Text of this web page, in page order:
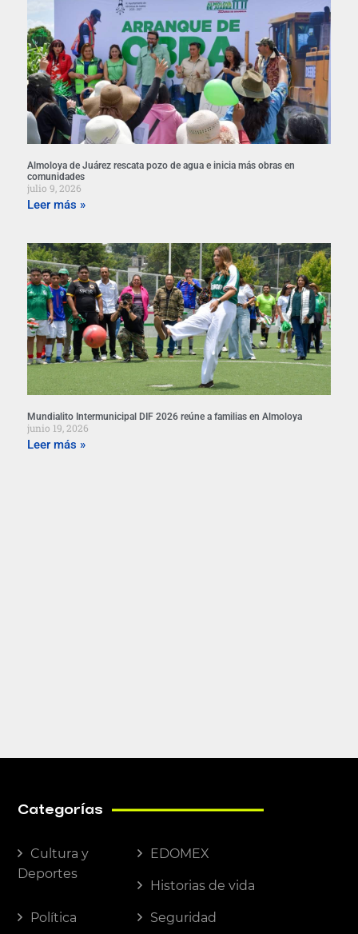
Almoloya de Juárez rescata pozo de agua e inicia más obras en
comunidades
julio 9, 2026
Leer más »
Mundialito Intermunicipal DIF 2026 reúne a familias en Almoloya
junio 19, 2026
Leer más »
Categorías
Cultura y
Deportes
EDOMEX
Historias de vida
Política Seguridad